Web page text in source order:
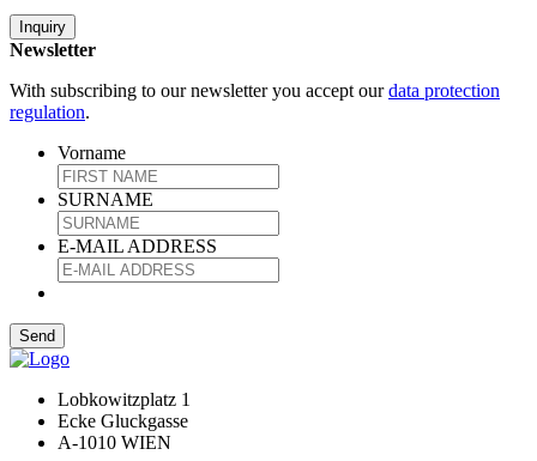
Inquiry
Newsletter
With subscribing to our newsletter you accept ourdata protection
regulation.
Vorname
SURNAME
E-MAIL ADDRESS
Lobkowitzplatz 1
Ecke Gluckgasse
A-1010 WIEN